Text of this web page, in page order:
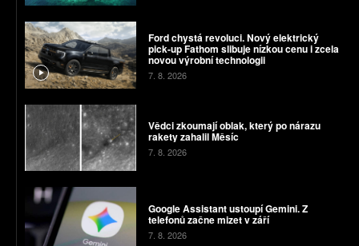
Ford chystá revoluci. Nový elektrický
pick-up Fathom slibuje nízkou cenu i zcela
novou výrobní technologii
7. 8. 2026
Vědci zkoumají oblak, který po nárazu
rakety zahalil Měsíc
7. 8. 2026
Google Assistant ustoupí Gemini. Z
telefonů začne mizet v září
7. 8. 2026